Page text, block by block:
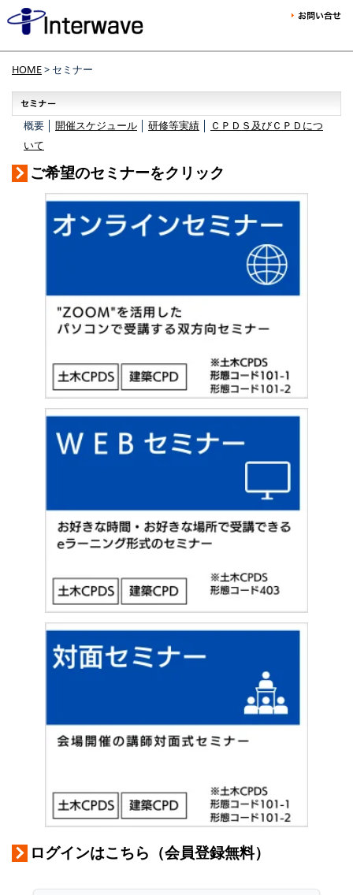
HOME> セミナー
概要 │ 開催スケジュール 研修等実績
ＣＰＤＳ及びＣＰＤにつ
いて
ご希望のセミナーをクリック
ログインはこちら（会員登録無料）